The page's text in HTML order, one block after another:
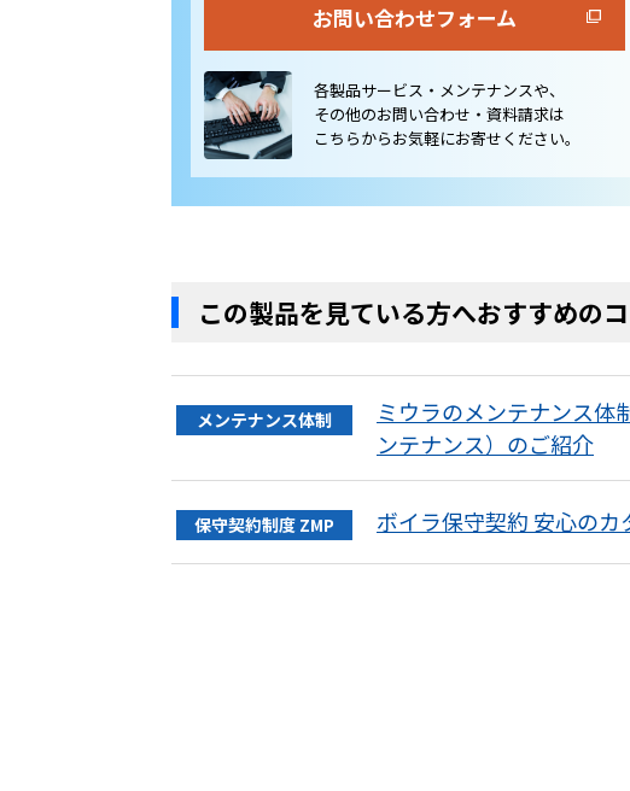
お問い合わせフォーム
各製品サービス・メンテナンスや、
その他のお問い合わせ・資料請求は
こちらからお気軽にお寄せください。
この製品を見ている方へおすすめの
メンテナンス体制
ミウラのメンテナンス
ンテナンス）のご紹介
保守契約制度 ZMP ボイラ保守契約 安心の